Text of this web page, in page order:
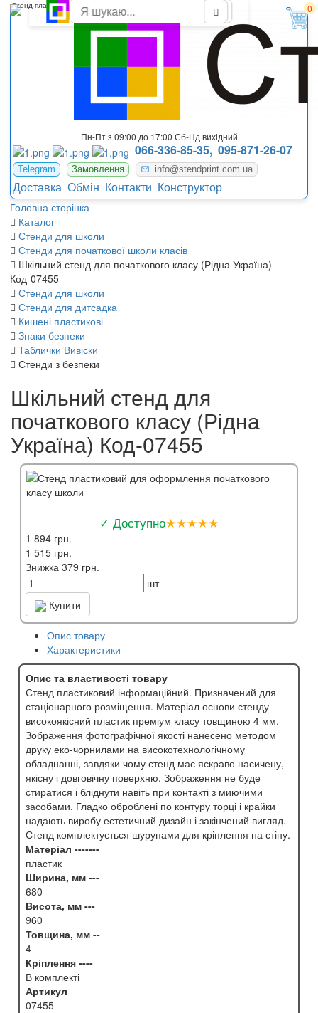
0
Пн-Пт з 09:00 до 17:00 Сб-Нд вихідний
066-336-85-35, 095-871-26-07
Telegram Замовлення info@stendprint.com.ua
Доставка Обмін Контакти Конструктор
Головна сторінка
Каталог
Стенди для школи
Стенди для початкової школи класів
Шкільний стенд для початкового класу (Рідна Україна)
Код-07455
Стенди для школи
Стенди для дитсадка
Кишені пластикові
Знаки безпеки
Таблички Вивіски
Стенди з безпеки
Стенд пластиковий для оформлення початкового класу школи
Шкільний стенд для
початкового класу (Рідна
Україна) Код-07455
✓ Доступно★★★★★
1 894 грн.
1 515 грн.
Знижка 379 грн.
шт
Купити
Опис товару
Характеристики
Опис та властивості товару
Стенд пластиковий інформаційний. Призначений для
стаціонарного розміщення. Матеріал основи стенду -
високоякісний пластик преміум класу товщиною 4 мм.
Зображення фотографічної якості нанесено методом
друку еко-чорнилами на високотехнологічному
обладнанні, завдяки чому стенд має яскраво насичену,
якісну і довговічну поверхню. Зображення не буде
стиратися і бліднути навіть при контакті з миючими
засобами. Гладко оброблені по контуру торці і крайки
надають виробу естетичний дизайн і закінчений вигляд.
Стенд комплектується шурупами для кріплення на стіну.
Матеріал -------
пластик
Ширина, мм ---
680
Висота, мм ---
960
Товщина, мм --
4
Кріплення ----
В комплекті
Артикул
07455